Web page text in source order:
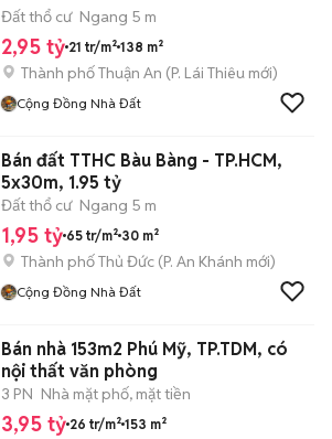
Đất thổ cư Ngang 5 m
2,95 tỷ 21 tr/m² 138 m²
Thành phố Thuận An (P. Lái Thiêu mới)
Cộng Đồng Nhà Đất
Bán đất TTHC Bàu Bàng - TP.HCM,
5x30m, 1.95 tỷ
Đất thổ cư Ngang 5 m
1,95 tỷ 65 tr/m² 30 m²
Thành phố Thủ Đức (P. An Khánh mới)
Cộng Đồng Nhà Đất
Bán nhà 153m2 Phú Mỹ, TP.TDM, có
nội thất văn phòng
3 PN Nhà mặt phố, mặt tiền
3,95 tỷ 26 tr/m² 153 m²